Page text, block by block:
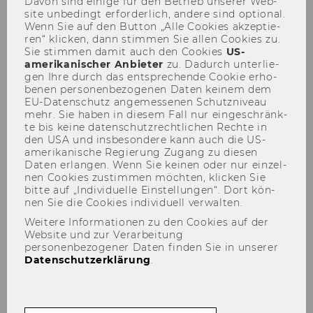
Tracks
Der Inhalt dieser Seite ist aktuell nur auf
Englisch verfügbar.
Track 1: Assessing AI/AI
Assessing
site un­be­dingt er­for­der­lich, an­de­re sind op­tio­nal.
Wenn Sie auf den But­ton „Alle Coo­kies ak­zep­tie­
ren“ kli­cken, dann stim­men Sie allen Coo­kies zu.
Sie stim­men damit auch den Coo­kies US-​
amerikanischer An­bie­ter zu. Da­durch un­ter­lie­
gen Ihre durch das ent­spre­chen­de Coo­kie er­ho­
be­nen per­so­nen­be­zo­ge­nen Daten kei­nem dem
EU-​Datenschutz an­ge­mes­se­nen Schutz­ni­veau
mehr. Sie haben in die­sem Fall nur ein­ge­schränk­
te bis keine da­ten­schutz­recht­li­chen Rech­te in
den USA und ins­be­son­de­re kann auch die US-​
amerikanische Re­gie­rung Zu­gang zu die­sen
Daten er­lan­gen. Wenn Sie kei­nen oder nur ein­zel­
nen Coo­kies zu­stim­men möch­ten, kli­cken Sie
bitte auf „In­di­vi­du­el­le Ein­stel­lun­gen“. Dort kön­
nen Sie die Coo­kies in­di­vi­du­ell ver­wal­ten.
Weitere Informationen zu den Cookies auf der
Website und zur Verarbeitung
personenbezogener Daten finden Sie in unserer
Datenschutzerklärung.